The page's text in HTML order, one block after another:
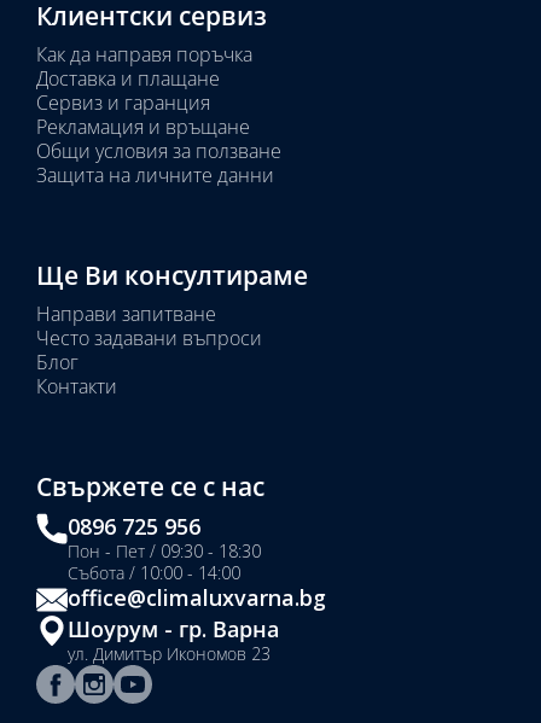
Клиентски сервиз
Как да направя поръчка
Доставка и плащане
Сервиз и гаранция
Рекламация и връщане
Общи условия за ползване
Защита на личните данни
Ще Ви консултираме
Направи запитване
Често задавани въпроси
Блог
Контакти
Свържете се с нас
0896 725 956
Пон - Пет / 09:30 - 18:30
Събота / 10:00 - 14:00
office@climaluxvarna.bg
Шоурум - гр. Варна
ул. Димитър Икономов 23